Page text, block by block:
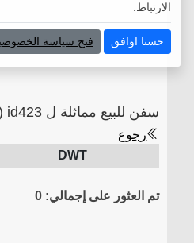
سفن للبيع مماثلة ل id423 (خردة المعادن 0)
رجوع
DWT
تم العثور على إجمالي: 0
الارتباط.
حسنا اوافق فتح سياسة